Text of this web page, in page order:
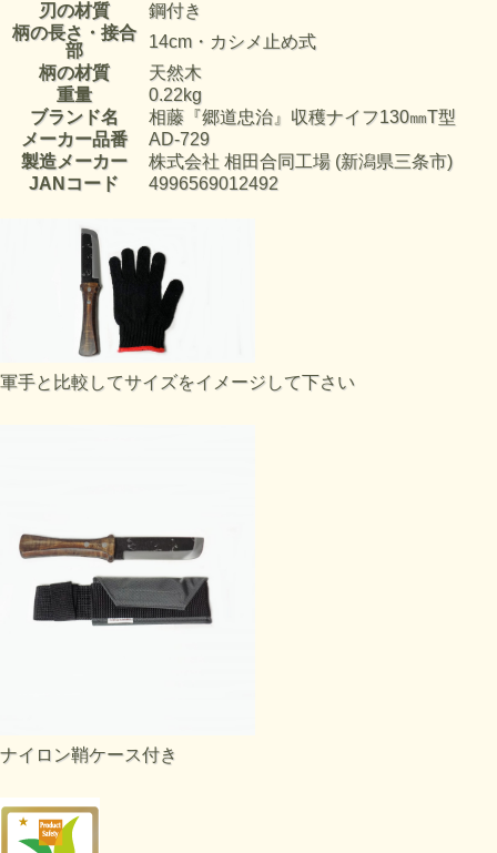
刃の材質
鋼付き
柄の長さ・接合
部
14cm・カシメ止め式
柄の材質
天然木
重量
0.22kg
ブランド名
相藤『郷道忠治』収穫ナイフ130㎜T型
メーカー品番
AD-729
製造メーカー
株式会社 相田合同工場 (新潟県三条市)
JANコード
4996569012492
軍手と比較してサイズをイメージして下さい
ナイロン鞘ケース付き